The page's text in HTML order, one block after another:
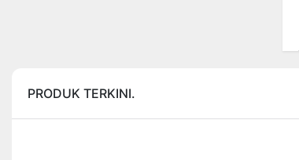
PRODUK TERKINI.